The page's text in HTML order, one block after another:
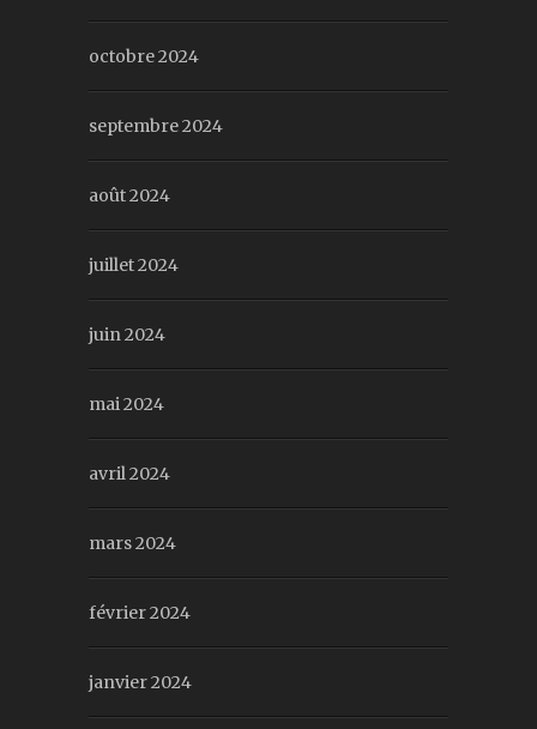
octobre 2024
septembre 2024
août 2024
juillet 2024
juin 2024
mai 2024
avril 2024
mars 2024
février 2024
janvier 2024